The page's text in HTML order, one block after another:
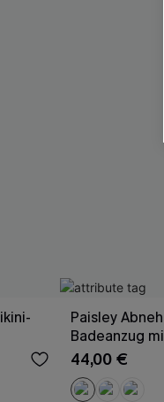
Paisley
Badeanzug
44,00 €